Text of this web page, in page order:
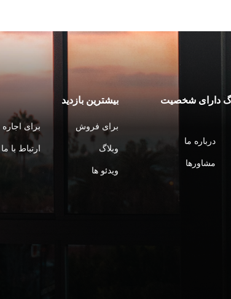
دارای شخصیت
درباره ما
مشاورها
بیشترین بازدید
برای فروش
برای اجاره
وبلاگ
ارتباط با ما
ویدئو ها